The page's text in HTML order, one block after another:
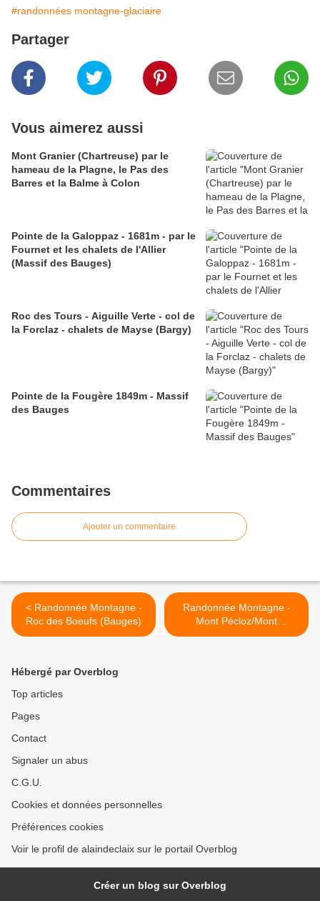
#randonnées montagne-glaciaire
Partager
Vous aimerez aussi
Mont Granier (Chartreuse) par le
hameau de la Plagne, le Pas des
Barres et la Balme à Colon
Pointe de la Galoppaz - 1681m - par le
Fournet et les chalets de l'Allier
(Massif des Bauges)
Roc des Tours - Aiguille Verte - col de
la Forclaz - chalets de Mayse (Bargy)
Pointe de la Fougère 1849m - Massif
des Bauges
Commentaires
Ajouter un commentaire
< Randonnée Montagne -
Roc des Boeufs (Bauges)
Randonnée Montagne -
Mont Pécloz/Mont
D'Armène (Bauges) >
Hébergé par Overblog
Top articles
Pages
Contact
Signaler un abus
C.G.U.
Cookies et données personnelles
Préférences cookies
Voir le profil de alaindeclaix sur le portail Overblog
Créer un blog sur Overblog